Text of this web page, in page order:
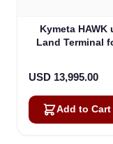
Kymeta
Land Terminal
USD 13,995.00
Add to Cart